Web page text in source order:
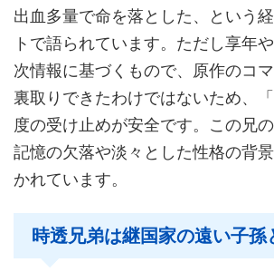
出血多量で命を落とした、という
トで語られています。ただし享年
次情報に基づくもので、原作のコ
裏取りできたわけではないため、
度の受け止めが安全です。この兄
記憶の欠落や淡々とした性格の背
かれています。
時透兄弟は継国家の遠い子孫